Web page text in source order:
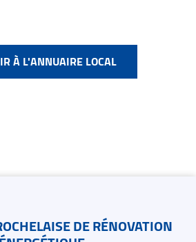
À L'ANNUAIRE LOCAL
DE RÉNOVATION